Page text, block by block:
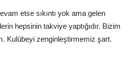
etse sıkıntı yok ama gelen
hepsinin takviye yaptığıdır. Bizim
Kulübeyi zenginleştirmemiz şart.